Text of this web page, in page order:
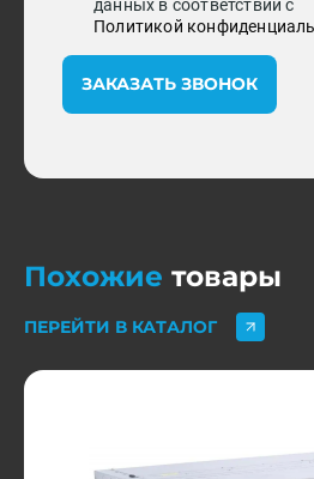
данных в соответствии с
Политикой
ЗАКАЗАТЬ ЗВОНОК
Похожие товары
ПЕРЕЙТИ В КАТАЛОГ